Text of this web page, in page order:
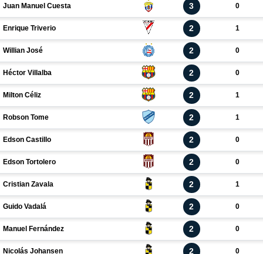
Juan Manuel Cuesta 3 0
Enrique Triverio 2 1
Willian José 2 0
Héctor Villalba 2 0
Milton Céliz 2 1
Robson Tome 2 1
Edson Castillo 2 0
Edson Tortolero 2 0
Cristian Zavala 2 1
Guido Vadalá 2 0
Manuel Fernández 2 0
Nicolás Johansen 2 0